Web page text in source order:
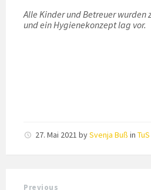
Alle Kinder und Betreuer wurden
und ein Hygienekonzept lag vor.
27. Mai 2021 bySvenja Buß in
Previous